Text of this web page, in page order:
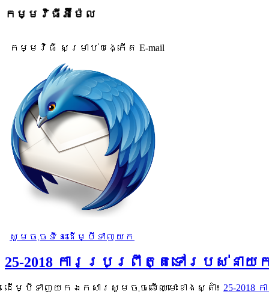
កម្មវិធីអ៊ីម៉ែល
កម្មវិធី សម្រាប់បង្កើត E-mail
សូមចុចទីនេះដើម្បីទាញយក
25-2018 ការប្រព្រឹត្តទៅរបស់នា
ដើម្បីទាញយកឯកសារសូមចុចលើឈ្មោះខាងស្តាំ៖ 25-